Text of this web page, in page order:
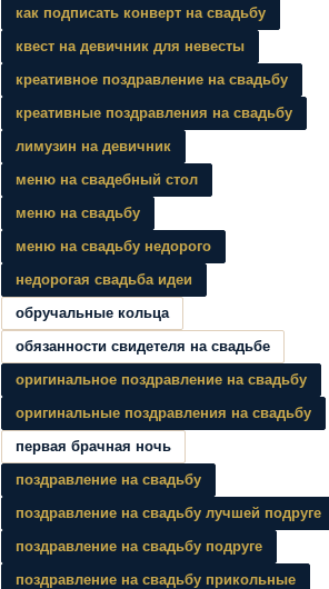
как подписать конверт на свадьбу
квест на девичник для невесты
креативное поздравление на свадьбу
креативные поздравления на свадьбу
лимузин на девичник
меню на свадебный стол
меню на свадьбу
меню на свадьбу недорого
недорогая свадьба идеи
обручальные кольца
обязанности свидетеля на свадьбе
оригинальное поздравление на свадьбу
оригинальные поздравления на свадьбу
первая брачная ночь
поздравление на свадьбу
поздравление на свадьбу лучшей подруге
поздравление на свадьбу подруге
поздравление на свадьбу прикольные